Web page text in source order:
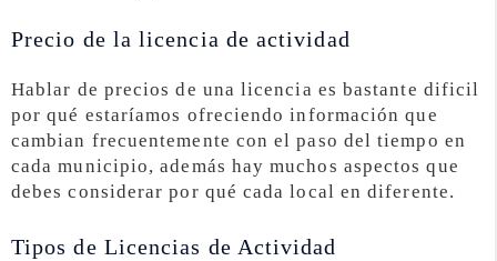
Precio de la licencia de actividad
Hablar de precios de una licencia es bastante dificil
por qué estaríamos ofreciendo información que
cambian frecuentemente con el paso del tiempo en
cada municipio, además hay muchos aspectos que
debes considerar por qué cada local en diferente.
Tipos de Licencias de Actividad